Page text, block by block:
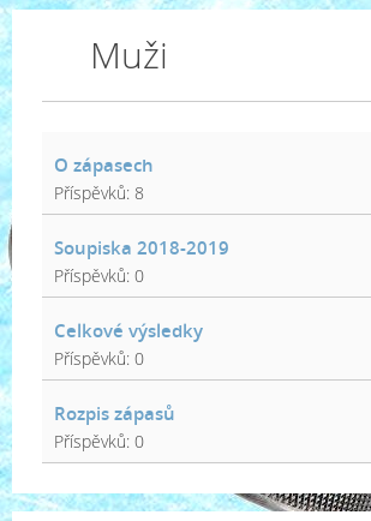
Muži
O zápasech
Příspěvků: 8
Soupiska 2018-2019
Příspěvků: 0
Celkové výsledky
Příspěvků: 0
Rozpis zápasů
Příspěvků: 0